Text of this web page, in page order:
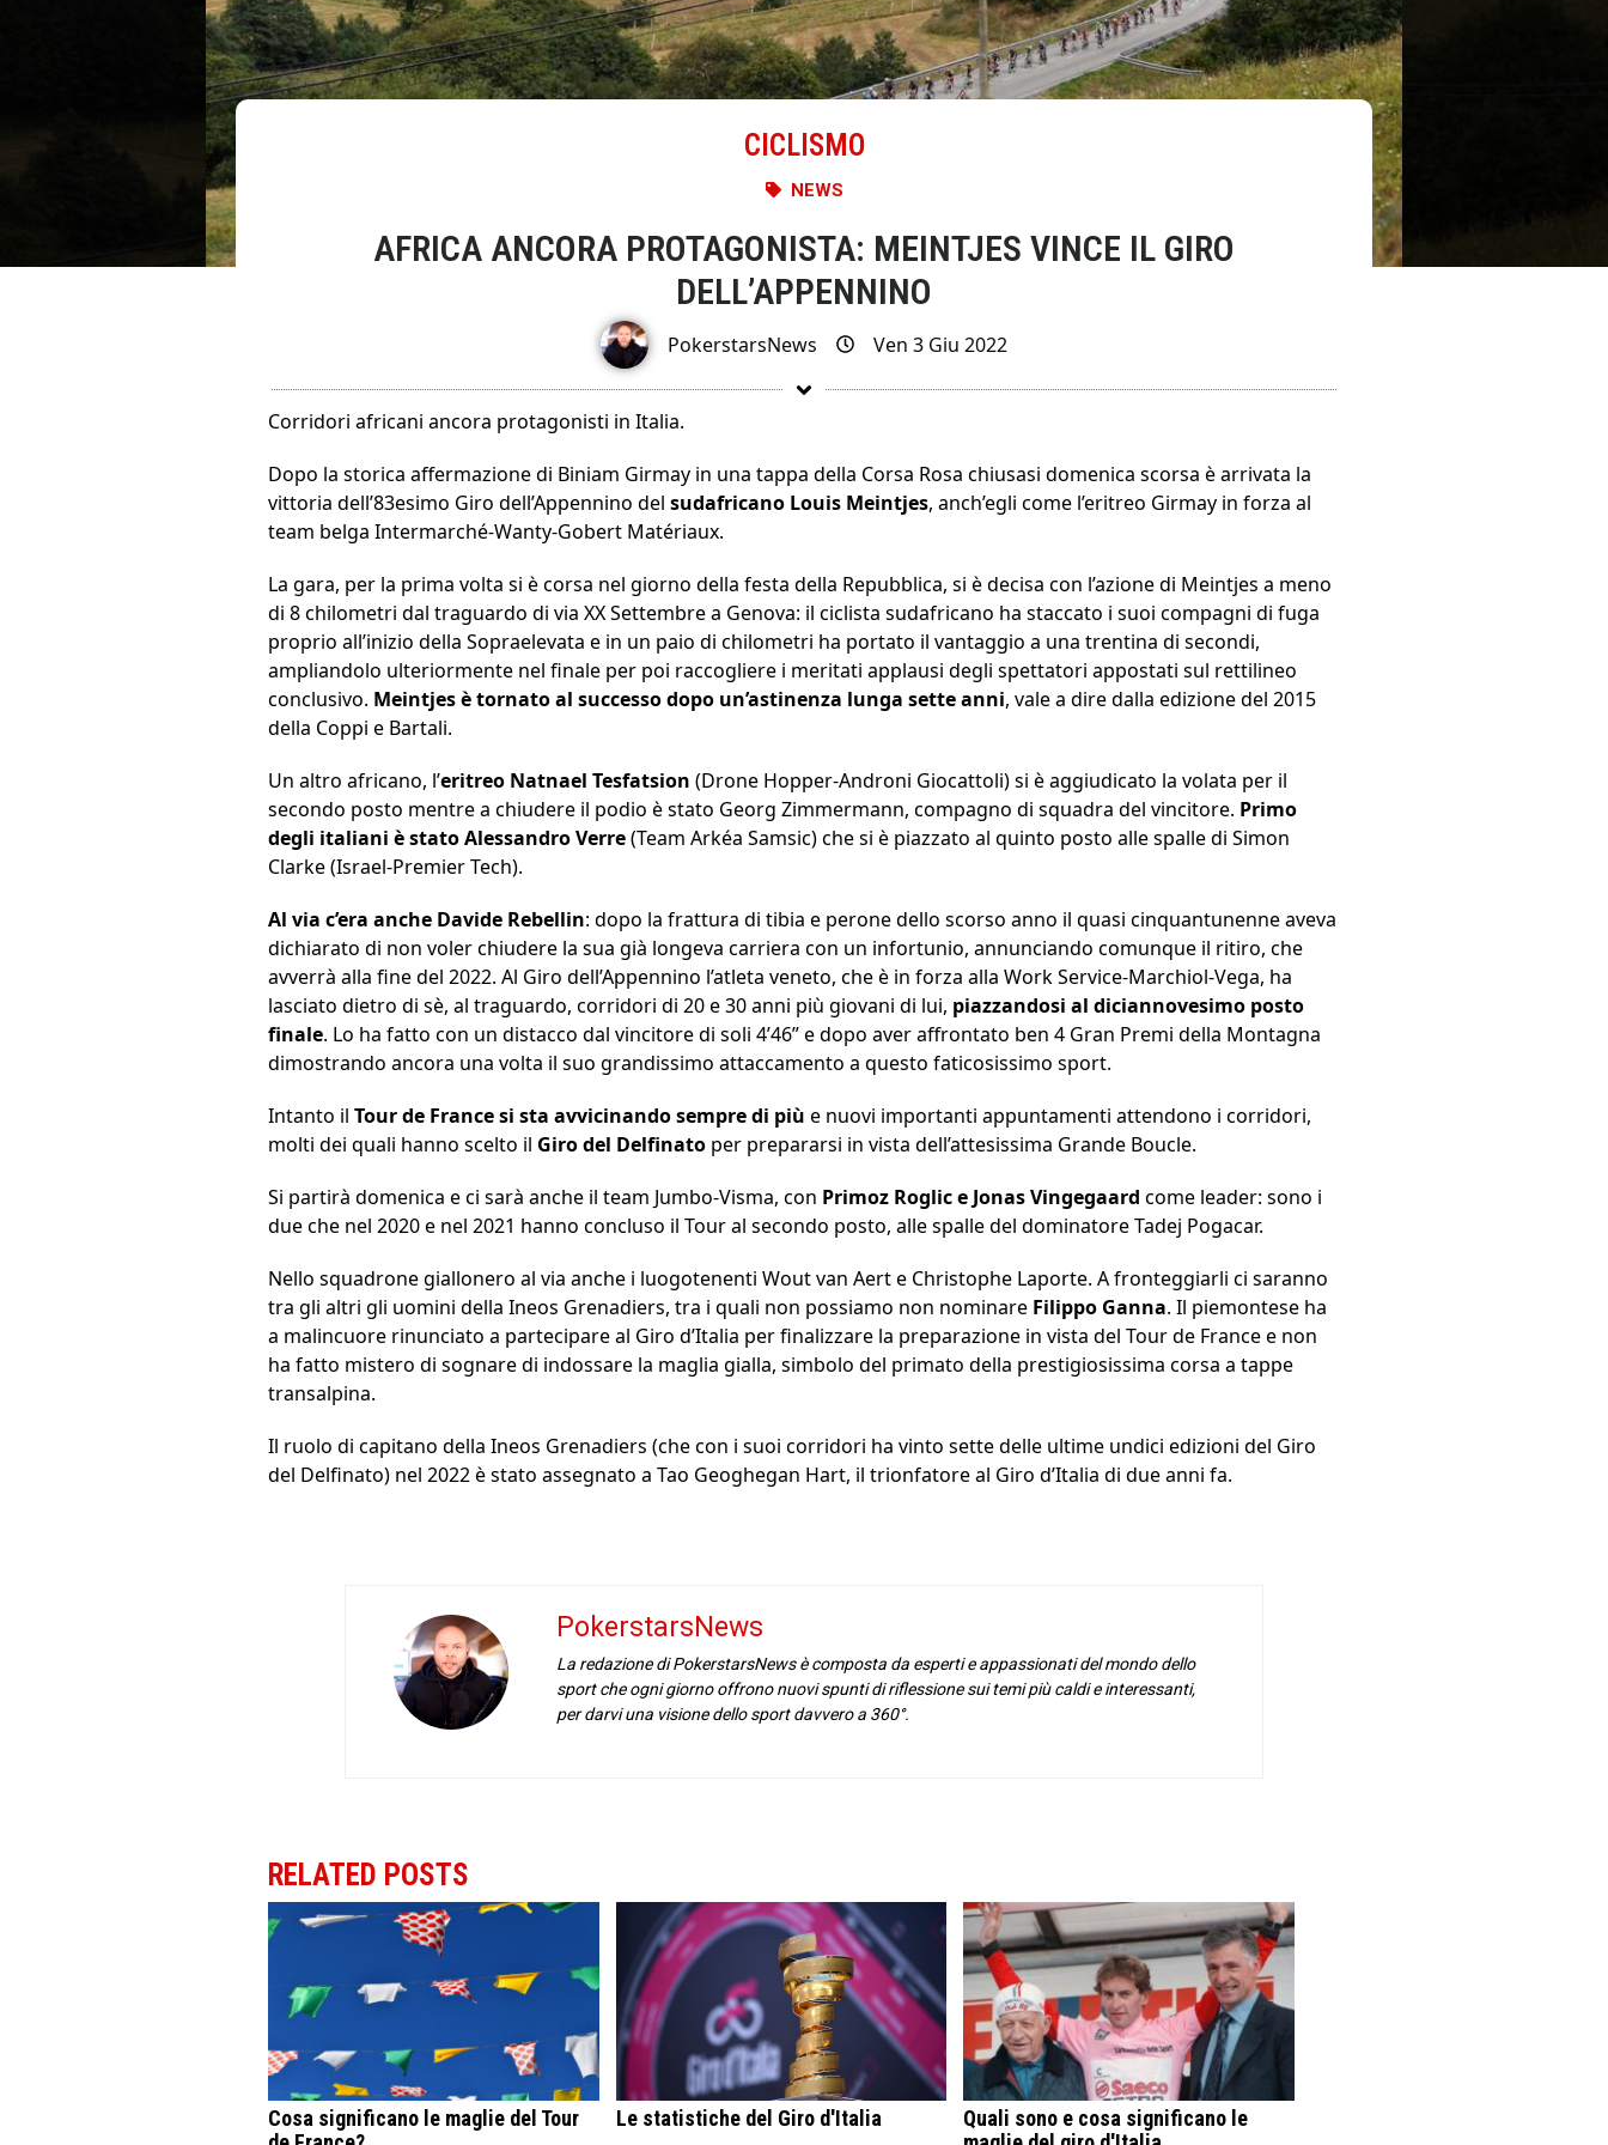
CICLISMO
NEWS
AFRICA ANCORA PROTAGONISTA: MEINTJES VINCE IL GIRO
DELL’APPENNINO
PokerstarsNews Ven 3 Giu 2022
Corridori africani ancora protagonisti in Italia.
Dopo la storica affermazione di Biniam Girmay in una tappa della Corsa Rosa chiusasi domenica scorsa è arrivata la
vittoria dell’83esimo Giro dell’Appennino del sudafricano Louis Meintjes, anch’egli come l’eritreo Girmay in forza al
team belga Intermarché-Wanty-Gobert Matériaux.
La gara, per la prima volta si è corsa nel giorno della festa della Repubblica, si è decisa con l’azione di Meintjes a meno
di 8 chilometri dal traguardo di via XX Settembre a Genova: il ciclista sudafricano ha staccato i suoi compagni di fuga
proprio all’inizio della Sopraelevata e in un paio di chilometri ha portato il vantaggio a una trentina di secondi,
ampliandolo ulteriormente nel finale per poi raccogliere i meritati applausi degli spettatori appostati sul rettilineo
conclusivo. Meintjes è tornato al successo dopo un’astinenza lunga sette anni, vale a dire dalla edizione del 2015
della Coppi e Bartali.
Un altro africano, l’eritreo Natnael Tesfatsion (Drone Hopper-Androni Giocattoli) si è aggiudicato la volata per il
secondo posto mentre a chiudere il podio è stato Georg Zimmermann, compagno di squadra del vincitore. Primo
degli italiani è stato Alessandro Verre(Team Arkéa Samsic) che si è piazzato al quinto posto alle spalle di Simon
Clarke (Israel-Premier Tech).
Al via c’era anche Davide Rebellin: dopo la frattura di tibia e perone dello scorso anno il quasi cinquantunenne aveva
dichiarato di non voler chiudere la sua già longeva carriera con un infortunio, annunciando comunque il ritiro, che
avverrà alla fine del 2022. Al Giro dell’Appennino l’atleta veneto, che è in forza alla Work Service-Marchiol-Vega, ha
lasciato dietro di sè, al traguardo, corridori di 20 e 30 anni più giovani di lui, piazzandosi al diciannovesimo posto
finale. Lo ha fatto con un distacco dal vincitore di soli 4’46” e dopo aver affrontato ben 4 Gran Premi della Montagna
dimostrando ancora una volta il suo grandissimo attaccamento a questo faticosissimo sport.
Intanto il Tour de France si sta avvicinando sempre di più e nuovi importanti appuntamenti attendono i corridori,
molti dei quali hanno scelto il Giro del Delfinato per prepararsi in vista dell’attesissima Grande Boucle.
Si partirà domenica e ci sarà anche il team Jumbo-Visma, con Primoz Roglic e Jonas Vingegaard come leader: sono i
due che nel 2020 e nel 2021 hanno concluso il Tour al secondo posto, alle spalle del dominatore Tadej Pogacar.
Nello squadrone giallonero al via anche i luogotenenti Wout van Aert e Christophe Laporte. A fronteggiarli ci saranno
tra gli altri gli uomini della Ineos Grenadiers, tra i quali non possiamo non nominare Filippo Ganna. Il piemontese ha
a malincuore rinunciato a partecipare al Giro d’Italia per finalizzare la preparazione in vista del Tour de France e non
ha fatto mistero di sognare di indossare la maglia gialla, simbolo del primato della prestigiosissima corsa a tappe
transalpina.
Il ruolo di capitano della Ineos Grenadiers (che con i suoi corridori ha vinto sette delle ultime undici edizioni del Giro
del Delfinato) nel 2022 è stato assegnato a Tao Geoghegan Hart, il trionfatore al Giro d’Italia di due anni fa.
PokerstarsNews
La redazione di PokerstarsNews è composta da esperti e appassionati del mondo dello
sport che ogni giorno offrono nuovi spunti di riflessione sui temi più caldi e interessanti,
per darvi una visione dello sport davvero a 360°.
RELATED POSTS
Cosa significano le maglie del Tour
Le statistiche del Giro d'Italia
Quali sono e cosa significano le